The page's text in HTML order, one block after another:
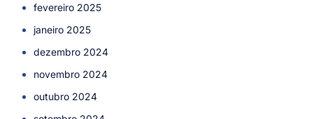
fevereiro 2025
janeiro 2025
dezembro 2024
novembro 2024
outubro 2024